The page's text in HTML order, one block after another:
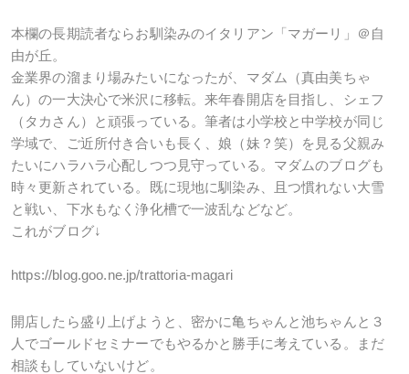
本欄の長期読者ならお馴染みのイタリアン「マガーリ」＠自
由が丘。
金業界の溜まり場みたいになったが、マダム（真由美ちゃ
ん）の一大決心で米沢に移転。来年春開店を目指し、シェフ
（タカさん）と頑張っている。筆者は小学校と中学校が同じ
学域で、ご近所付き合いも長く、娘（妹？笑）を見る父親み
たいにハラハラ心配しつつ見守っている。マダムのブログも
時々更新されている。既に現地に馴染み、且つ慣れない大雪
と戦い、下水もなく浄化槽で一波乱などなど。
これがブログ↓
https://blog.goo.ne.jp/trattoria-magari
開店したら盛り上げようと、密かに亀ちゃんと池ちゃんと３
人でゴールドセミナーでもやるかと勝手に考えている。まだ
相談もしていないけど。